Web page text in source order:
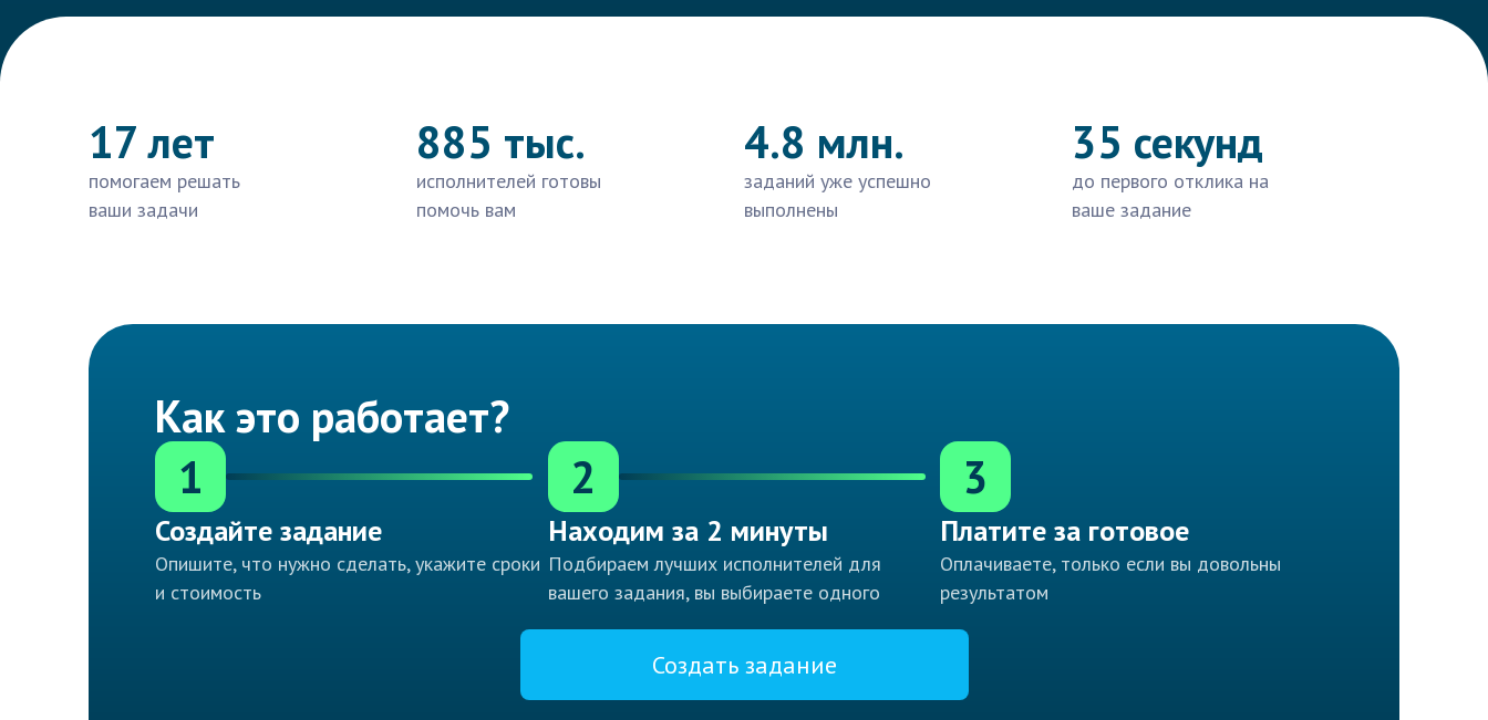
17 лет
помогаем решать
ваши задачи
885 тыс.
исполнителей готовы
помочь вам
4.8 млн.
заданий уже успешно
выполнены
35 секунд
до первого отклика на
ваше задание
Как это работает?
1
Создайте задание
Опишите, что нужно сделать, укажите сроки
и стоимость
2
Находим за 2 минуты
Подбираем лучших исполнителей для
вашего задания, вы выбираете одного
3
Платите за готовое
Оплачиваете, только если вы довольны
результатом
Создать задание